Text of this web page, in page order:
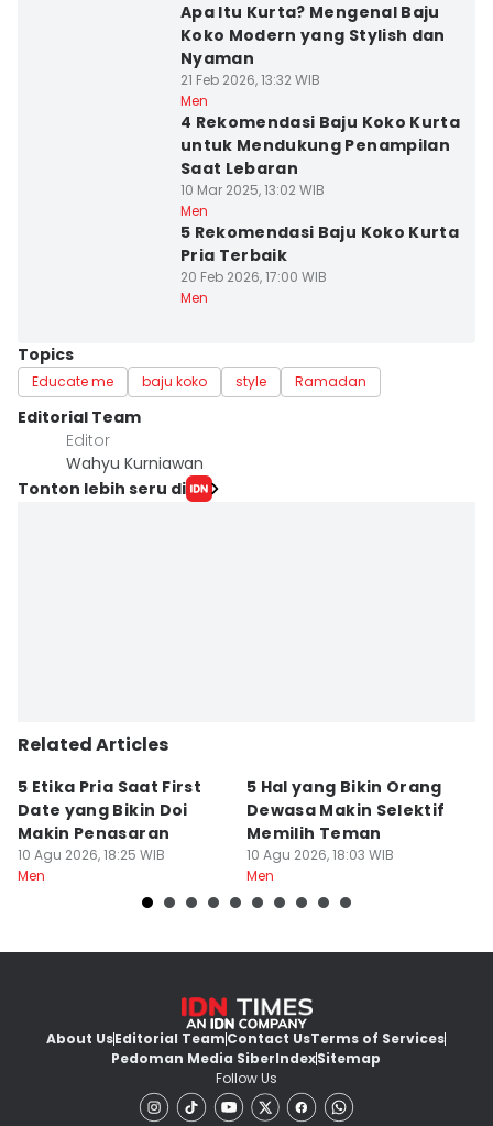
Apa Itu Kurta? Mengenal Baju
Koko Modern yang Stylish dan
Nyaman
21 Feb 2026, 13:32 WIB
Men
4 Rekomendasi Baju Koko Kurta
untuk Mendukung Penampilan
Saat Lebaran
10 Mar 2025, 13:02 WIB
Men
5 Rekomendasi Baju Koko Kurta
Pria Terbaik
20 Feb 2026, 17:00 WIB
Men
Topics
Educate me baju koko style Ramadan
Editorial Team
Editor
Wahyu Kurniawan
Tonton lebih seru di
Related Articles
5 Etika Pria Saat First
Date yang Bikin Doi
Makin Penasaran
10 Agu 2026, 18:25 WIB
Men
5 Hal yang Bikin Orang
Dewasa Makin Selektif
Memilih Teman
10 Agu 2026, 18:03 WIB
Men
About UsEditorial TeamContact UsTerms of Services
Pedoman Media SiberIndexSitemap
Follow Us